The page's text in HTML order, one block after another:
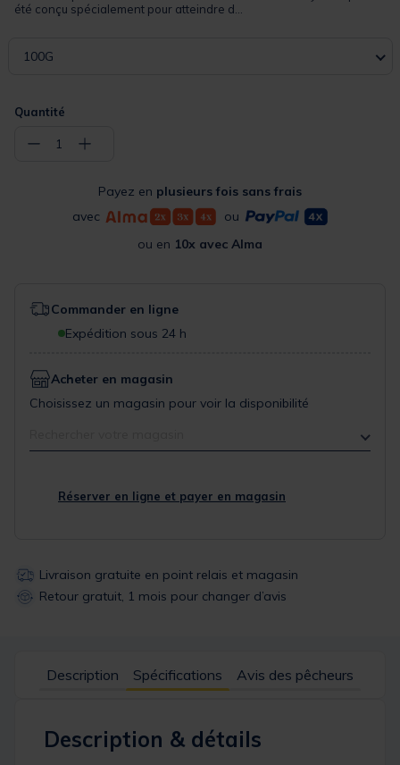
été conçu spécialement pour atteindre d...
100G
Quantité
− 1 +
Payez en plusieurs fois sans frais
avec
ou
ou en 10x avec Alma
Commander en ligne
Expédition sous 24 h
Acheter en magasin
Choisissez un magasin pour voir la disponibilité
Réserver en ligne et payer en magasin
Livraison gratuite en point relais et magasin
Retour gratuit, 1 mois pour changer d’avis
Description Spécifications Avis des pêcheurs
Description & détails